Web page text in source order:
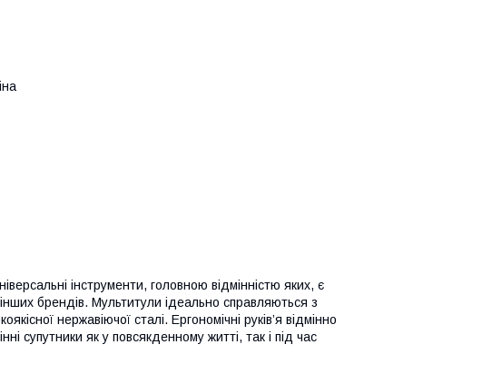
інструменти, головною відмінністю яких, є
брендів. Мультитули ідеально справляються з
нержавіючої сталі. Ергономічні руків’я відмінно
супутники як у повсякденному житті, так і під час